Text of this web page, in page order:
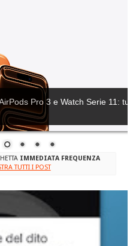
Pro 3 e Watch Serie 11:
IMMEDIATA FREQUENZA
TUTTI I POST